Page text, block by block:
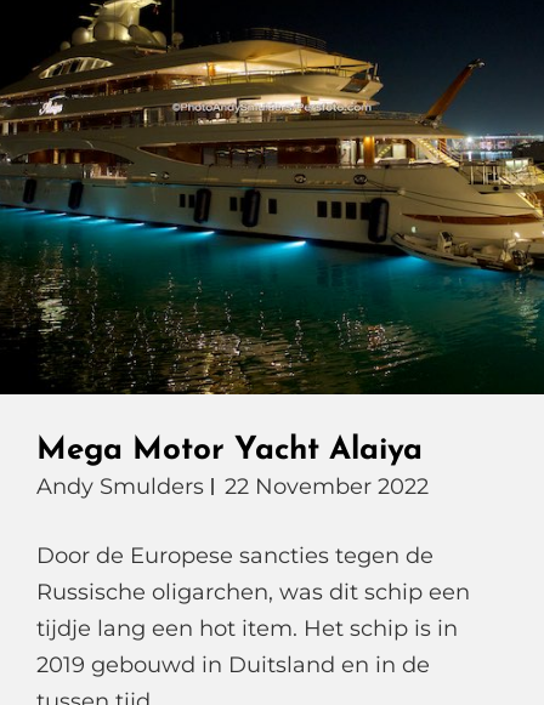
Mega Motor Yacht Alaiya
Andy Smulders 22 November 2022
Door de Europese sancties tegen de
Russische oligarchen, was dit schip een
tijdje lang een hot item. Het schip is in
2019 gebouwd in Duitsland en in de